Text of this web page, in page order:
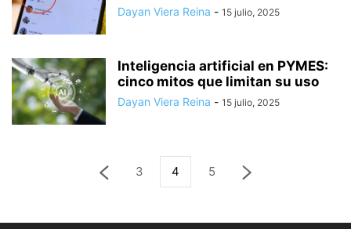
Dayan Viera Reina - 15 julio, 2025
Inteligencia artificial en PYMES:
cinco mitos que limitan su uso
Dayan Viera Reina - 15 julio, 2025
3 4 5